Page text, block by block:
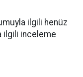
ilgili henüz
ilgili inceleme